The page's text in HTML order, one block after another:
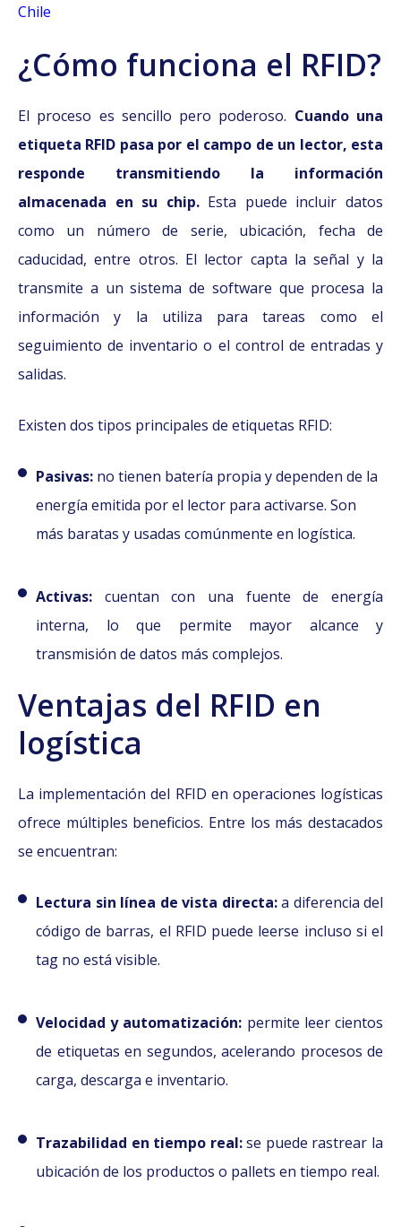
Chile
¿Cómo funciona el RFID?
El proceso es sencillo pero poderoso. Cuando una
etiqueta RFID pasa por el campo de un lector, esta
responde transmitiendo la información
almacenada en su chip.Esta puede incluir datos
como un número de serie, ubicación, fecha de
caducidad, entre otros. El lector capta la señal y la
transmite a un sistema de software que procesa la
información y la utiliza para tareas como el
seguimiento de inventario o el control de entradas y
salidas.
Existen dos tipos principales de etiquetas RFID:
Pasivas: no tienen batería propia y dependen de la
energía emitida por el lector para activarse. Son
más baratas y usadas comúnmente en logística.
Activas: cuentan con una fuente de energía
interna, lo que permite mayor alcance y
transmisión de datos más complejos.
Ventajas del RFID en
logística
La implementación del RFID en operaciones logísticas
ofrece múltiples beneficios. Entre los más destacados
se encuentran:
Lectura sin línea de vista directa:a diferencia del
código de barras, el RFID puede leerse incluso si el
tag no está visible.
Velocidad y automatización: permite leer cientos
de etiquetas en segundos, acelerando procesos de
carga, descarga e inventario.
Trazabilidad en tiempo real:se puede rastrear la
ubicación de los productos o pallets en tiempo real.